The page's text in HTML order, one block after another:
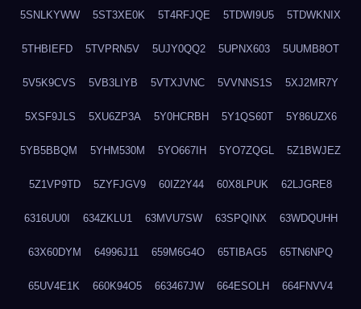
5SNLKYWW 5ST3XE0K 5T4RFJQE 5TDWI9U5 5TDWKNIX
5THBIEFD 5TVPRN5V 5UJY0QQ2 5UPNX603 5UUMB8OT
5V5K9CVS 5VB3LIYB 5VTXJVNC 5VVNNS1S 5XJ2MR7Y
5XSF9JLS 5XU6ZP3A 5Y0HCRBH 5Y1QS60T 5Y86UZX6
5YB5BBQM 5YHM530M 5YO667IH 5YO7ZQGL 5Z1BWJEZ
5Z1VP9TD 5ZYFJGV9 60IZ2Y44 60X8LPUK 62LJGRE8
6316UU0I 634ZKLU1 63MVU7SW 63SPQINX 63WDQUHH
63X60DYM 64996J11 659M6G4O 65TIBAG5 65TN6NPQ
65UV4E1K 660K94O5 663467JW 664ESOLH 664FNVV4